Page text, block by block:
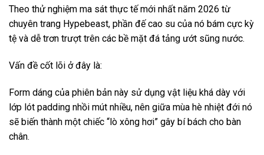
Theo thử nghiệm ma sát thực tế mới nhất năm 2026 từ
chuyên trang Hypebeast, phần đế cao su của nó bám cực kỳ
tệ và dễ trơn trượt trên các bề mặt đá tảng ướt sũng nước.
Vấn đề cốt lõi ở đây là:
Form dáng của phiên bản này sử dụng vật liệu khá dày với
lớp lót padding nhồi mút nhiều, nên giữa mùa hè nhiệt đới nó
sẽ biến thành một chiếc “lò xông hơi” gây bí bách cho bàn
chân.